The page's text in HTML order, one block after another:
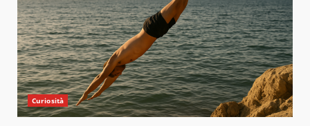
Curiosità